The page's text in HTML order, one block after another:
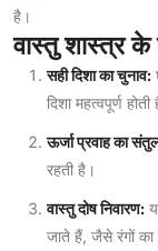
है।
वास्तु शास्त्र के
सही दिशा का चुनाव:
दिशा महत्वपूर्ण होती
ऊर्जा प्रवाह का
रहती है।
वास्तु दोष निवारण:
जाते हैं, जैसे रंगों का